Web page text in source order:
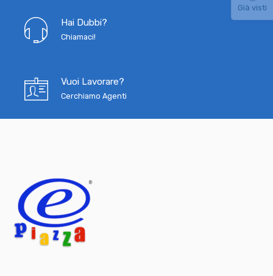
Hai Dubbi?
Chiamaci!
Vuoi Lavorare?
Cerchiamo Agenti
Già visti